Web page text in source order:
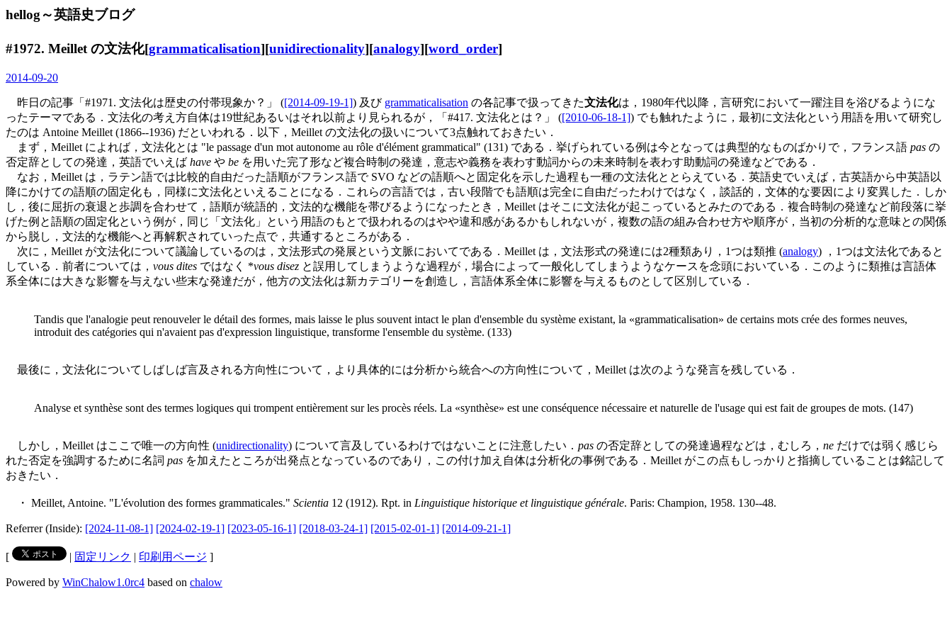
hellog～英語史ブログ
#1972. Meillet の文法化[grammaticalisation][unidirectionality][analogy][word_order]
2014-09-20
昨日の記事「#1971. 文法化は歴史の付帯現象か？」 ([2014-09-19-1]) 及び grammaticalisation の各記事で扱ってきた文法化は，1980年代以降，言研究において一躍注目を浴びるようにな
ったテーマである．文法化の考え方自体は19世紀あるいはそれ以前より見られるが，「#417. 文法化とは？」 ([2010-06-18-1]) でも触れたように，最初に文法化という用語を用いて研究し
たのは Antoine Meillet (1866--1936) だといわれる．以下，Meillet の文法化の扱いについて3点触れておきたい．
まず，Meillet によれば，文法化とは "le passage d'un mot autonome au rôle d'élément grammatical" (131) である．挙げられている例は今となっては典型的なものばかりで，フランス語 pas の
否定辞としての発達，英語でいえば have や be を用いた完了形など複合時制の発達，意志や義務を表わす動詞からの未来時制を表わす助動詞の発達などである．
なお，Meillet は，ラテン語では比較的自由だった語順がフランス語で SVO などの語順へと固定化を示した過程も一種の文法化ととらえている．英語史でいえば，古英語から中英語以
降にかけての語順の固定化も，同様に文法化といえることになる．これらの言語では，古い段階でも語順は完全に自由だったわけではなく，談話的，文体的な要因により変異した．しか
し，後に屈折の衰退と歩調を合わせて，語順が統語的，文法的な機能を帯びるようになったとき，Meillet はそこに文法化が起こっているとみたのである．複合時制の発達など前段落に挙
げた例と語順の固定化という例が，同じ「文法化」という用語のもとで扱われるのはやや違和感があるかもしれないが，複数の語の組み合わせ方や順序が，当初の分析的な意味との関係
から脱し，文法的な機能へと再解釈されていった点で，共通するところがある．
次に，Meillet が文法化について議論しているのは，文法形式の発展という文脈においてである．Meillet は，文法形式の発達には2種類あり，1つは類推 (analogy) ，1つは文法化であると
している．前者については， vous dites ではなく *vous disez と誤用してしまうような過程が，場合によって一般化してしまうようなケースを念頭においている．このように類推は言語体
系全体には大きな影響を与えない些末な発達だが，他方の文法化は新カテゴリーを創造し，言語体系全体に影響を与えるものとして区別している．
Tandis que l'analogie peut renouveler le détail des formes, mais laisse le plus souvent intact le plan d'ensemble du système existant, la «grammaticalisation» de certains mots crée des formes neuves,
introduit des catégories qui n'avaient pas d'expression linguistique, transforme l'ensemble du système. (133)
最後に，文法化についてしばしば言及される方向性について，より具体的には分析から統合への方向性について，Meillet は次のような発言を残している．
Analyse et synthèse sont des termes logiques qui trompent entièrement sur les procès réels. La «synthèse» est une conséquence nécessaire et naturelle de l'usage qui est fait de groupes de mots. (147)
しかし，Meillet はここで唯一の方向性 (unidirectionality) について言及しているわけではないことに注意したい． pas の否定辞としての発達過程などは，むしろ， ne だけでは弱く感じら
れた否定を強調するために名詞 pas を加えたところが出発点となっているのであり，この付け加え自体は分析化の事例である．Meillet がこの点もしっかりと指摘していることは銘記して
おきたい．
・ Meillet, Antoine. "L'évolution des formes grammaticales." Scientia 12 (1912). Rpt. in Linguistique historique et linguistique générale. Paris: Champion, 1958. 130--48.
Referrer (Inside): [2024-11-08-1] [2024-02-19-1] [2023-05-16-1] [2018-03-24-1] [2015-02-01-1] [2014-09-21-1]
[ | 固定リンク | 印刷用ページ ]
Powered by WinChalow1.0rc4 based on chalow